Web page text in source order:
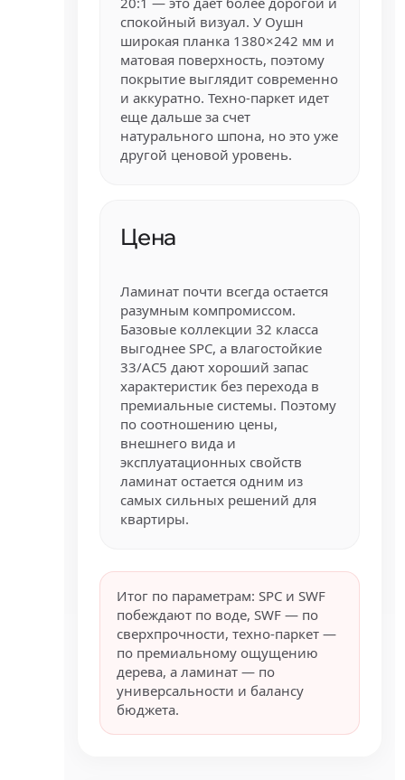
спокойный визуал. У Оушн
широкая планка 1380×242 мм и
матовая поверхность, поэтому
покрытие выглядит современно
и аккуратно. Техно-паркет идет
еще дальше за счет
натурального шпона, но это уже
другой ценовой уровень.
Цена
Ламинат почти всегда остается
разумным компромиссом.
Базовые коллекции 32 класса
выгоднее SPC, а влагостойкие
33/AC5 дают хороший запас
характеристик без перехода в
премиальные системы. Поэтому
по соотношению цены,
внешнего вида и
эксплуатационных свойств
ламинат остается одним из
самых сильных решений для
квартиры.
Итог по параметрам: SPC и SWF
побеждают по воде, SWF — по
сверхпрочности, техно-паркет —
по премиальному ощущению
дерева, а ламинат — по
универсальности и балансу
бюджета.